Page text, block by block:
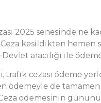
2025 senesinde ne
kesildikten hemen
Devlet aracılığı ile
trafik cezası ödeme
ödemeyle de
ödemesinin